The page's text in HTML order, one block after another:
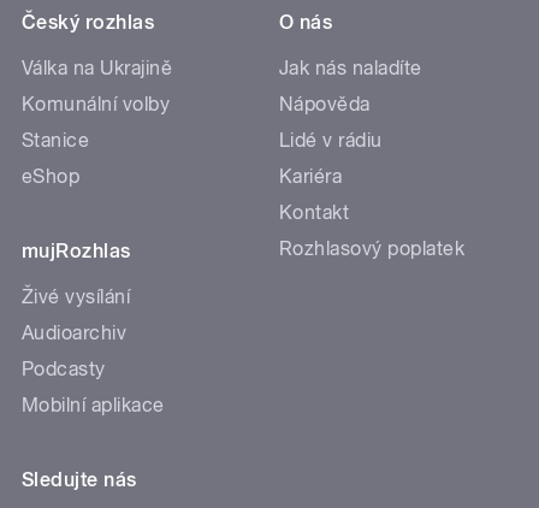
Český rozhlas
Válka na Ukrajině
Komunální volby
Stanice
eShop
mujRozhlas
Živé vysílání
Audioarchiv
Podcasty
Mobilní aplikace
O nás
Jak nás naladíte
Nápověda
Lidé v rádiu
Kariéra
Kontakt
Rozhlasový poplatek
Sledujte nás